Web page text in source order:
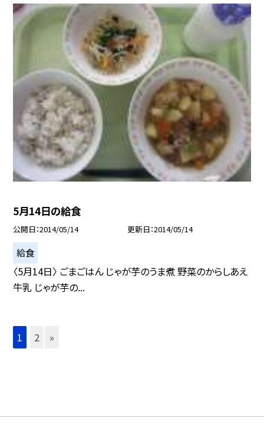
5月14日の給食
公開日 2014/05/14 更新日 2014/05/14
給食
〈5月14日〉 ごまごはん じゃが芋のうま煮 野菜のからしあえ
牛乳 じゃが芋の...
1 2 »